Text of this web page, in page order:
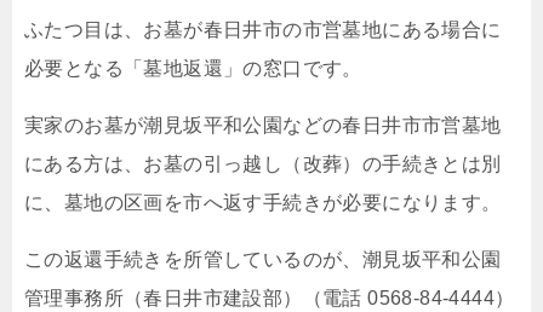
ふたつ目は、お墓が春日井市の市営墓地にある場合に
必要となる「墓地返還」の窓口です。
実家のお墓が潮見坂平和公園などの春日井市市営墓地
にある方は、お墓の引っ越し（改葬）の手続きとは別
に、墓地の区画を市へ返す手続きが必要になります。
この返還手続きを所管しているのが、潮見坂平和公園
管理事務所（春日井市建設部）（電話 0568-84-4444）